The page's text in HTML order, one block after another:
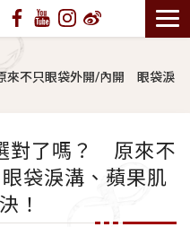
來不只眼袋外開/內開 眼袋淚
對了嗎？ 原來不
袋淚溝、蘋果肌
！